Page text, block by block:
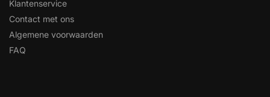
Klantenservice
Contact met ons
Algemene voorwaarden
FAQ